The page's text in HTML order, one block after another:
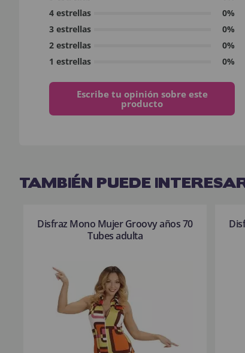
4 estrellas
0%
3 estrellas
0%
2 estrellas
0%
1 estrellas
0%
Escribe tu opinión sobre este
producto
TAMBIÉN PUEDE
Disfraz Mono Mujer Groovy años 70
Tubes adulta